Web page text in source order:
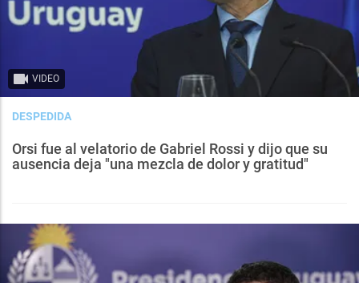
VIDEO
DESPEDIDA
Orsi fue al velatorio de Gabriel Rossi y dijo que su
ausencia deja "una mezcla de dolor y gratitud"